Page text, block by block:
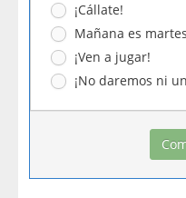
¡Cállate!
Mañana es martes
¡Ven a jugar!
¡No daremos ni